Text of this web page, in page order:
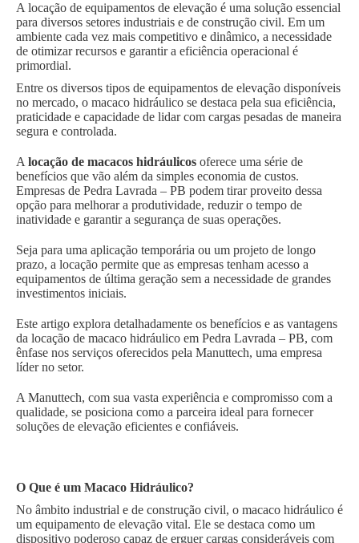
A locação de equipamentos de elevação é uma solução essencial
para diversos setores industriais e de construção civil. Em um
ambiente cada vez mais competitivo e dinâmico, a necessidade
de otimizar recursos e garantir a eficiência operacional é
primordial.
Entre os diversos tipos de equipamentos de elevação disponíveis
no mercado, o macaco hidráulico se destaca pela sua eficiência,
praticidade e capacidade de lidar com cargas pesadas de maneira
segura e controlada.
A locação de macacos hidráulicos oferece uma série de
benefícios que vão além da simples economia de custos.
Empresas de Pedra Lavrada – PB podem tirar proveito dessa
opção para melhorar a produtividade, reduzir o tempo de
inatividade e garantir a segurança de suas operações.
Seja para uma aplicação temporária ou um projeto de longo
prazo, a locação permite que as empresas tenham acesso a
equipamentos de última geração sem a necessidade de grandes
investimentos iniciais.
Este artigo explora detalhadamente os benefícios e as vantagens
da locação de macaco hidráulico em Pedra Lavrada – PB, com
ênfase nos serviços oferecidos pela Manuttech, uma empresa
líder no setor.
A Manuttech, com sua vasta experiência e compromisso com a
qualidade, se posiciona como a parceira ideal para fornecer
soluções de elevação eficientes e confiáveis.
O Que é um Macaco Hidráulico?
No âmbito industrial e de construção civil, o macaco hidráulico é
um equipamento de elevação vital. Ele se destaca como um
dispositivo poderoso capaz de erguer cargas consideráveis com